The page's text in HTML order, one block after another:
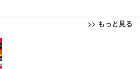
>> もっと見る
ス 通気性メッシュ 在宅ワーク H-WY01